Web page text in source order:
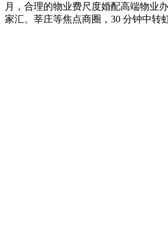
月，合理的物业费尺度婚配高端物业
家汇、莘庄等焦点商圈，30 分钟中转